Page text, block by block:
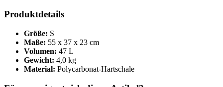
Produktdetails
Größe: S
Maße: 55 x 37 x 23 cm
Volumen: 47 L
Gewicht: 4,0 kg
Material: Polycarbonat-Hartschale